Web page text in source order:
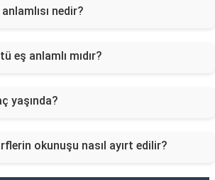
nedir?
eş anlamlı mıdır?
yaşında?
okunuşu nasıl ayırt edilir?